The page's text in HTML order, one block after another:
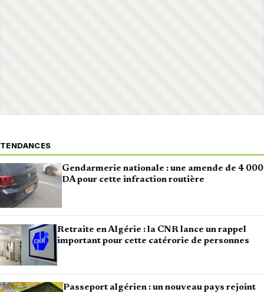
TENDANCES
Gendarmerie nationale : une amende de 4 000
DA pour cette infraction routière
Retraite en Algérie : la CNR lance un rappel
important pour cette catérorie de personnes
Passeport algérien : un nouveau pays rejoint